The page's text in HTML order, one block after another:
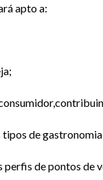
apto a:
tipos de
perfis de pontos de